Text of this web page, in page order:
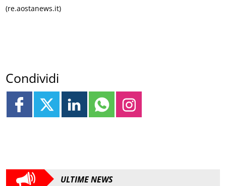
(re.aostanews.it)
Condividi
ULTIME NEWS